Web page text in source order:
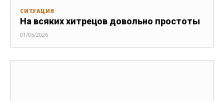
СИТУАЦИЯ
На всяких хитрецов довольно простоты
01/05/2026